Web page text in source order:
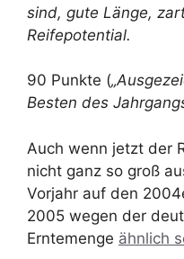
sind, gute Länge,
Reifepotential.
90 Punkte (
Besten des
Auch wenn jetzt der
nicht ganz so groß
Vorjahr auf den
2005 wegen der
Erntemenge ähnlich